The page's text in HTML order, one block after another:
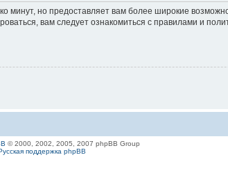
минут, но предоставляет вам более широкие
вам следует ознакомиться с правилами и
© 2000, 2002, 2005, 2007 phpBB Group
поддержка phpBB